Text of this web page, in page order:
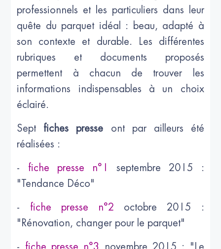
professionnels et les particuliers dans leur
quête du parquet idéal : beau, adapté à
son contexte et durable. Les différentes
rubriques et documents proposés
permettent à chacun de trouver les
informations indispensables à un choix
éclairé.
Sept fiches presse ont par ailleurs été
réalisées :
- fiche presse n°1septembre 2015 :
"Tendance Déco"
- fiche presse n°2 octobre 2015 :
"Rénovation, changer pour le parquet"
- fiche presse n°3 novembre 2015 : "Le